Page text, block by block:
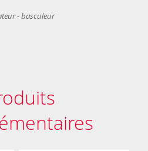
- basculeur